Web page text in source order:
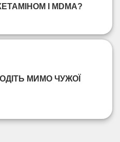
І MDMA?
МИМО ЧУЖОЇ